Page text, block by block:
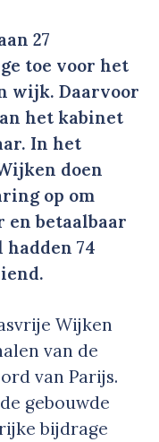
27
toe voor het
wijk. Daarvoor
het kabinet
In het
doen
op om
en betaalbaar
74
Wijken
van de
van Parijs.
gebouwde
bijdrage